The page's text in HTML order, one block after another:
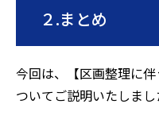
２.まとめ
今回は、【区画整理に
ついてご説明いたしまし